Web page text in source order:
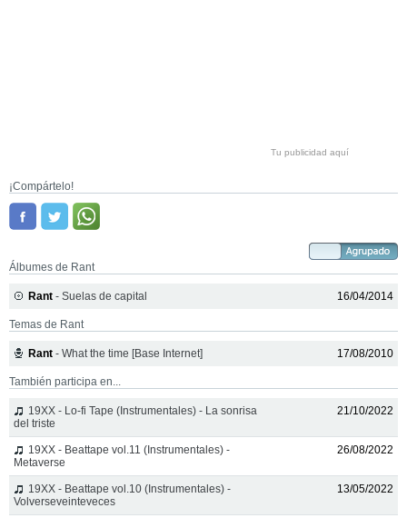
Tu publicidad aquí
¡Compártelo!
Álbumes de Rant
Rant - Suelas de capital 16/04/2014
Temas de Rant
Rant - What the time [Base Internet] 17/08/2010
También participa en...
19XX - Lo-fi Tape (Instrumentales) - La sonrisa
del triste
21/10/2022
19XX - Beattape vol.11 (Instrumentales) -
Metaverse
26/08/2022
19XX - Beattape vol.10 (Instrumentales) -
Volverseveinteveces
13/05/2022